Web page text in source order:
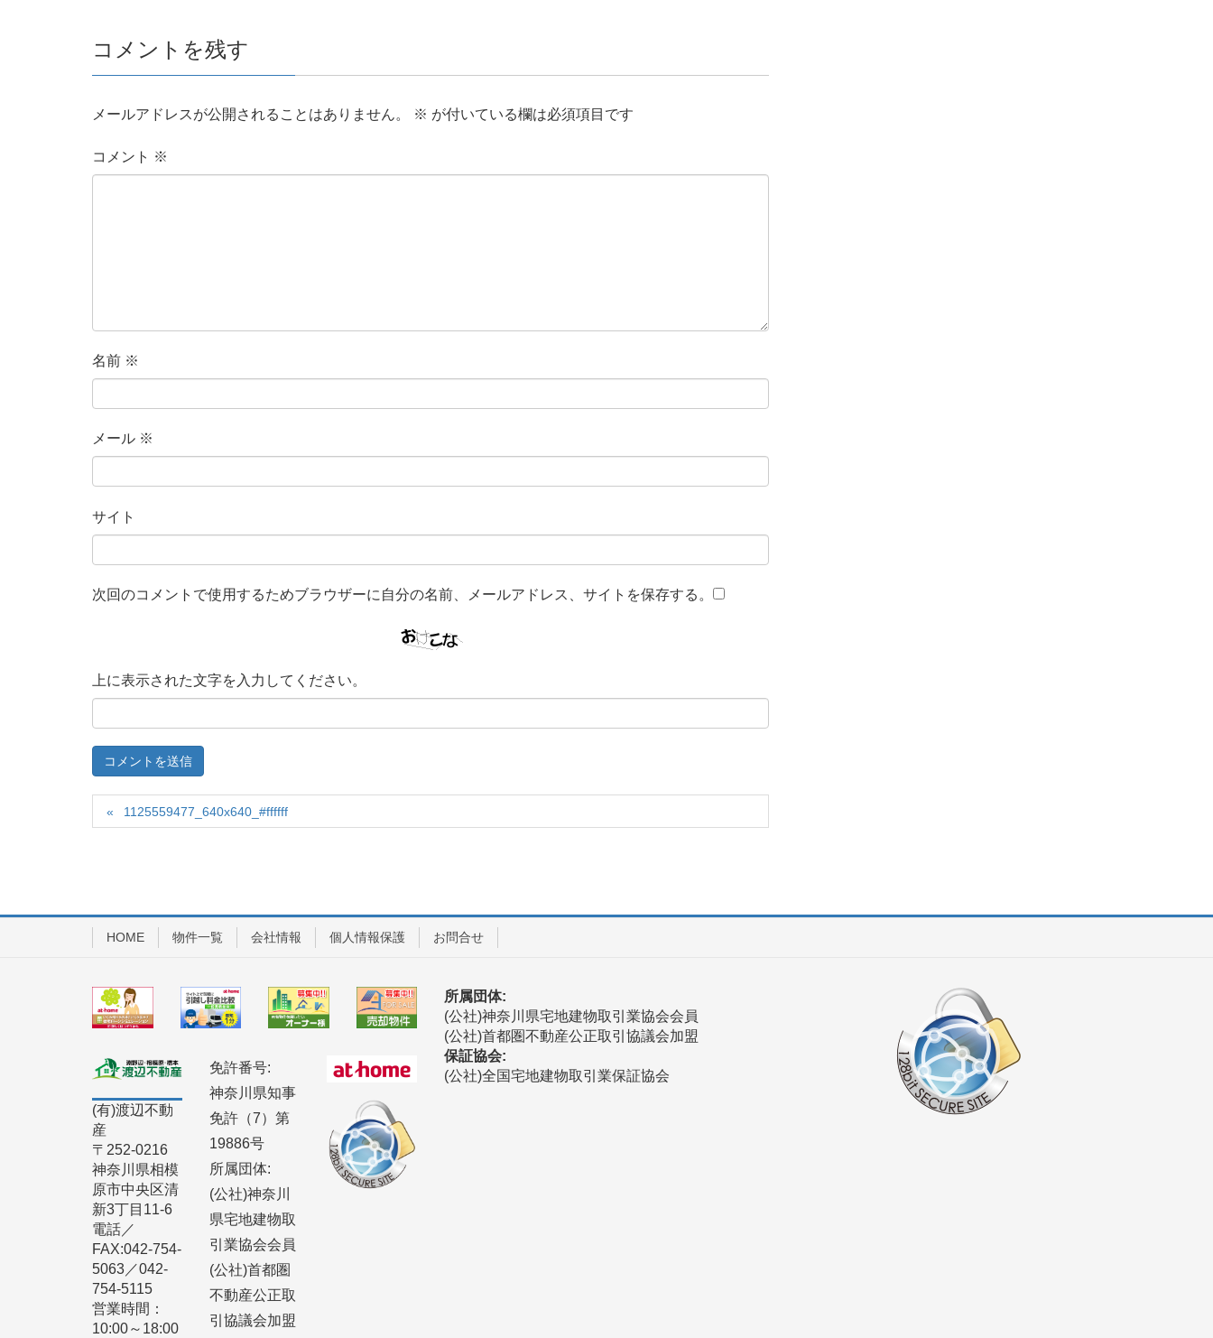
コメントを残す
メールアドレスが公開されることはありません。 ※ が付いている欄は必須項目です
コメント ※
名前 ※
メール ※
サイト
次回のコメントで使用するためブラウザーに自分の名前、メールアドレス、サイトを保存する。
上に表示された文字を入力してください。
1125559477_640x640_#ffffff
HOME 物件一覧 会社情報 個人情報保護 お問合せ
(有)渡辺不動
産
〒252-0216
神奈川県相模
原市中央区清
新3丁目11-6
電話／
FAX:042-754-
5063／042-
754-5115
営業時間：
10:00～18:00
免許番号:
神奈川県知事
免許（7）第
19886号
所属団体:
(公社)神奈川
県宅地建物取
引業協会会員
(公社)首都圏
不動産公正取
引協議会加盟
所属団体:
(公社)神奈川県宅地建物取引業協会会員
(公社)首都圏不動産公正取引協議会加盟
保証協会:
(公社)全国宅地建物取引業保証協会